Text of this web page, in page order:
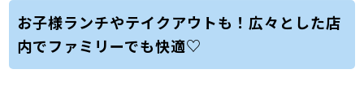
お子様ランチやテイクアウトも！広々とした店
内でファミリーでも快適♡